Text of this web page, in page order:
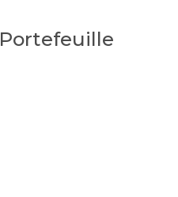
Portefeuille